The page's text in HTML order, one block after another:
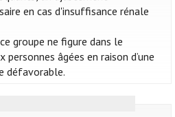
en cas d'insuffisance rénale
groupe ne figure dans le
personnes âgées en raison d’une
défavorable.